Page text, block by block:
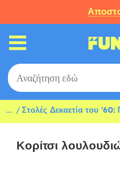
... Στολές Δεκαετία του
Κορίτσι